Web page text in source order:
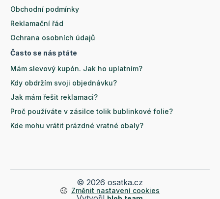
Obchodní podmínky
Reklamační řád
Ochrana osobních údajů
Často se nás ptáte
Mám slevový kupón. Jak ho uplatním?
Kdy obdržím svoji objednávku?
Jak mám řešit reklamaci?
Proč používáte v zásilce tolik bublinkové folie?
Kde mohu vrátit prázdné vratné obaly?
© 2026 osatka.cz
Změnit nastavení cookies